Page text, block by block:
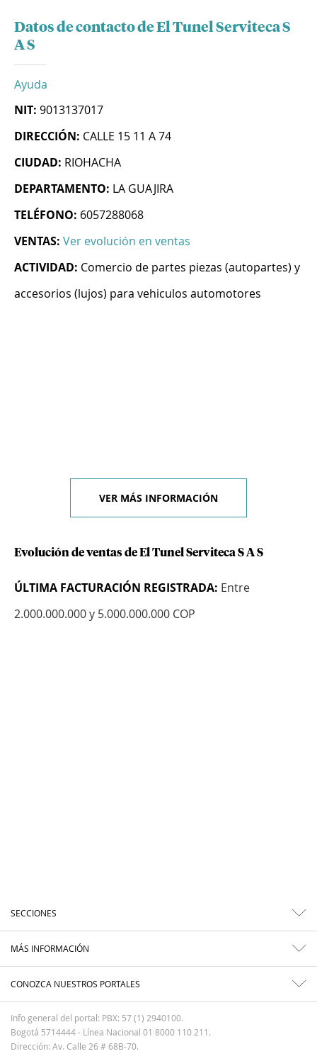
Datos de contacto de El Tunel Serviteca S
A S
Ayuda
NIT: 9013137017
DIRECCIÓN: CALLE 15 11 A 74
CIUDAD: RIOHACHA
DEPARTAMENTO: LA GUAJIRA
TELÉFONO: 6057288068
VENTAS: Ver evolución en ventas
ACTIVIDAD: Comercio de partes piezas (autopartes) y
accesorios (lujos) para vehiculos automotores
VER MÁS INFORMACIÓN
Evolución de ventas de El Tunel Serviteca S A S
ÚLTIMA FACTURACIÓN REGISTRADA: Entre
2.000.000.000 y 5.000.000.000 COP
SECCIONES
MÁS INFORMACIÓN
CONOZCA NUESTROS PORTALES
Info general del portal: PBX: 57 (1) 2940100.
Bogotá 5714444 - Línea Nacional 01 8000 110 211.
Dirección: Av. Calle 26 # 68B-70.